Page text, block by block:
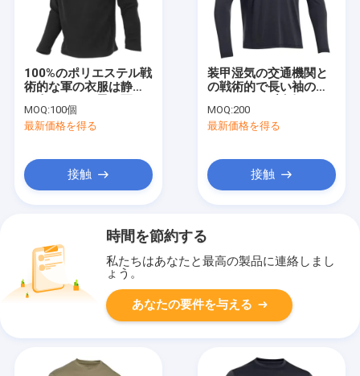
100%のポリエステル戦
術的な軍の衣服は静か
羊毛のジャケットを殻
から取り出す
MOQ:100個
最新価格を得る
接触
装甲湿気の交通機関と
の戦術的で長い袖のワ
のOEM
MOQ:200
最新価格を得る
接触
時間を節約する
私たちはあなたと最高の製品に連絡しまし
ょう。
あなたの要件を与える